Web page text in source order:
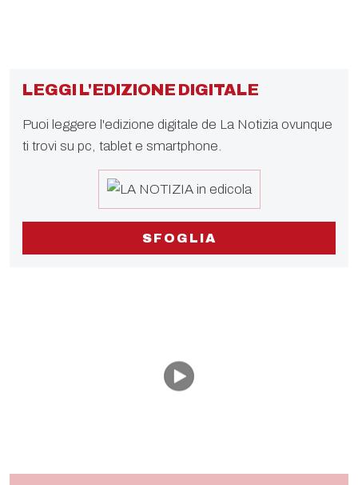
LEGGI L'EDIZIONE DIGITALE
Puoi leggere l'edizione digitale de La Notizia ovunque
ti trovi su pc, tablet e smartphone.
SFOGLIA